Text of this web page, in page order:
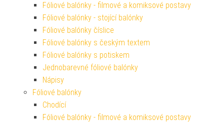
Fóliové balónky - filmové a komiksové postavy
Fóliové balónky - stojící balónky
Fóliové balónky číslice
Fóliové balónky s českým textem
Fóliové balónky s potiskem
Jednobarevné fóliové balónky
Nápisy
Fóliové balónky
Chodící
Fóliové balónky - filmové a komiksové postavy